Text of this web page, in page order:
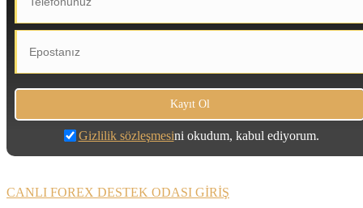
Gizlilik sözleşmesini okudum, kabul ediyorum.
CANLI FOREX DESTEK ODASI GİRİŞ